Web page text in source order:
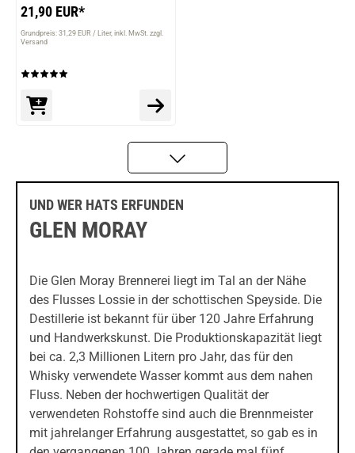
21,90 EUR*
Grundpreis: 31,29 EUR / Liter inkl. MwSt. zzgl.
Versand
UND WER HATS ERFUNDEN
GLEN MORAY
Die Glen Moray Brennerei liegt im Tal an der Nähe
des Flusses Lossie in der schottischen Speyside. Die
Destillerie ist bekannt für über 120 Jahre Erfahrung
und Handwerkskunst. Die Produktionskapazität liegt
bei ca. 2,3 Millionen Litern pro Jahr, das für den
Whisky verwendete Wasser kommt aus dem nahen
Fluss. Neben der hochwertigen Qualität der
verwendeten Rohstoffe sind auch die Brennmeister
mit jahrelanger Erfahrung ausgestattet, so gab es in